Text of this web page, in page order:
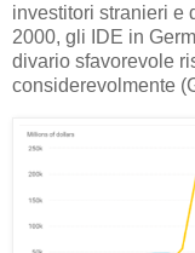
investitori stranieri e
2000, gli IDE in
divario sfavorevole
considerevolmente